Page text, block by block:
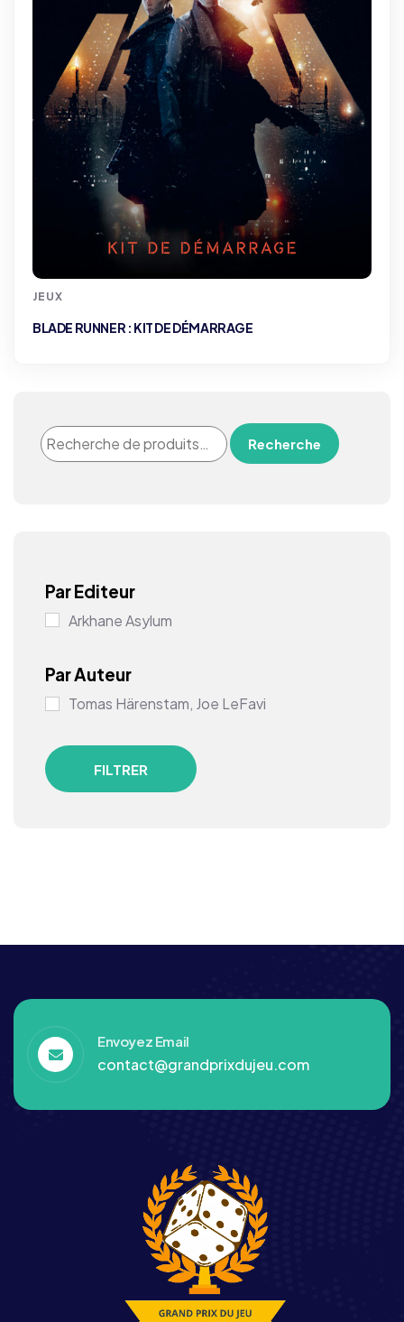
JEUX
BLADE RUNNER : KIT DE DÉMARRAGE
Recherche
Par Editeur
Arkhane Asylum
Par Auteur
Tomas Härenstam, Joe LeFavi
FILTRER
Envoyez Email
contact@grandprixdujeu.com